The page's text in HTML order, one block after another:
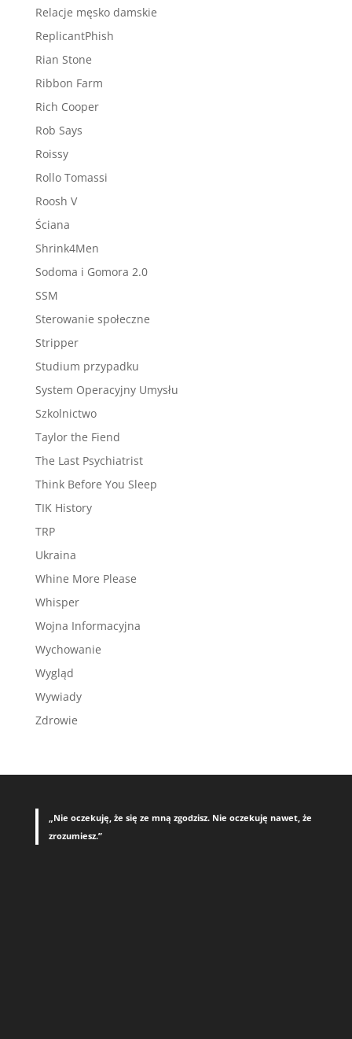
Relacje męsko damskie
ReplicantPhish
Rian Stone
Ribbon Farm
Rich Cooper
Rob Says
Roissy
Rollo Tomassi
Roosh V
Ściana
Shrink4Men
Sodoma i Gomora 2.0
SSM
Sterowanie społeczne
Stripper
Studium przypadku
System Operacyjny Umysłu
Szkolnictwo
Taylor the Fiend
The Last Psychiatrist
Think Before You Sleep
TIK History
TRP
Ukraina
Whine More Please
Whisper
Wojna Informacyjna
Wychowanie
Wygląd
Wywiady
Zdrowie
„Nie oczekuję, że się ze mną zgodzisz. Nie oczekuję nawet, że
zrozumiesz.”